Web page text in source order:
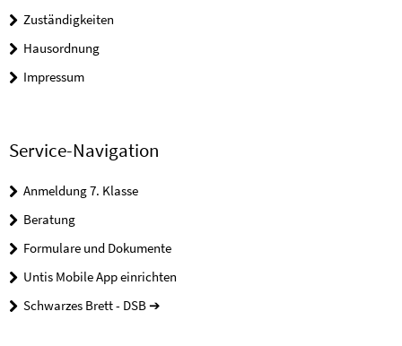
Zuständigkeiten
Hausordnung
Impressum
Service-Navigation
Anmeldung 7. Klasse
Beratung
Formulare und Dokumente
Untis Mobile App einrichten
Schwarzes Brett - DSB ➔